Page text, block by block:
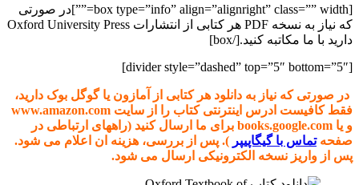
[box type=”info” align=”alignright” class=”” width=””]در صورتی
که نیاز به نسخه PDF هر کتابی از انتشارات Oxford University Press
دارید با ما مکاتبه کنید.[/box]
[divider style=”dashed” top=”5″ bottom=”5″]
در صورتی که نیاز به دانلود هر کتابی از آمازون یا گوگل بوک دارید،
فقط کافیست ادرس اینترنتی کتاب را از سایت www.amazon.com
و یا books.google.com برای ما ارسال کنید (راههای ارتباطی در
صفحهتماس با گیگاپیپر ). پس از بررسی، هزینه ان اعلام می شود.
پس از واریز نسخه الکترونیکی ارسال می شود.